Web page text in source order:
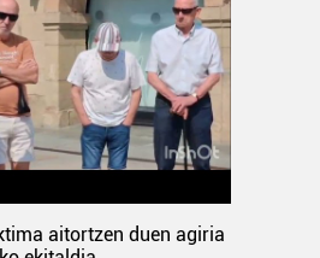
aitortzen duen agiria